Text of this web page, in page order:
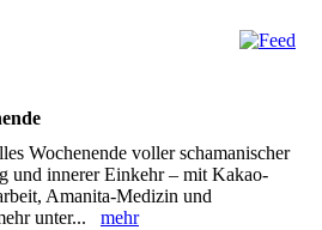
Wochenende voller schamanischer
und innerer Einkehr – mit Kakao-
Amanita-Medizin und
unter... mehr